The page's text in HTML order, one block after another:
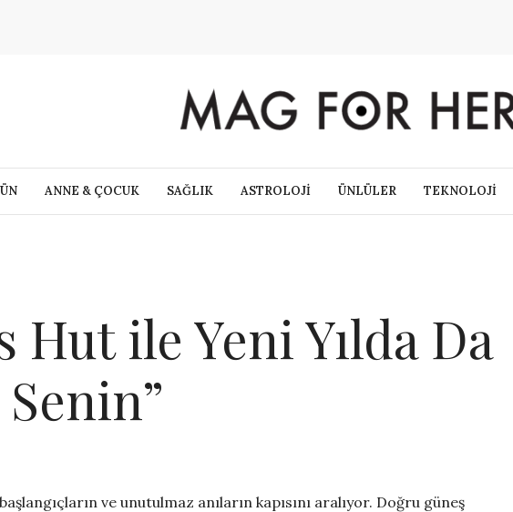
ANNE & ÇOCUK SAĞLIK ASTROLOJİ ÜNLÜLER TEKNOLOJİ
Hut ile Yeni Yılda Da
ve unutulmaz anıların kapısını aralıyor. Doğru güneş